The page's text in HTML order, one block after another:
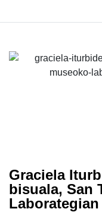
Graciela
bisuala, San